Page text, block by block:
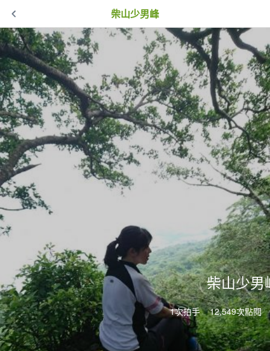
柴山少男峰
柴山少男
1次拍手 12,549次點閱